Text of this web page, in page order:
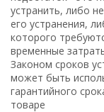
устранить, либо
его устранения,
которого
временные
Законом сроков
может быть
гарантийного
товаре